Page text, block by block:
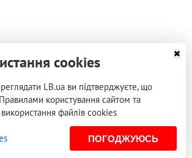
cookies
LB.ua ви підтверджуєте, що
користування сайтом та
файлів cookies
ПОГОДЖУЮСЬ